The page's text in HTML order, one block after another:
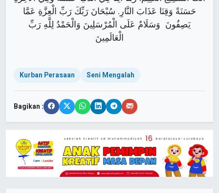
حَسَنَةً وَقِنَا عَذَابَ النَّارِ. سُبْحَانَ رَبِّكَ رَبِّ الْعِزَّةِ عَمَّا
يَصِفُونَ وَسَلَامٌ عَلَى الْمُرْسَلِينَ وَالْحَمْدُ لِلَّهِ رَبِّ
الْعَالَمِينَ
Kurban Perasaan Seni Mengalah
Bagikan :